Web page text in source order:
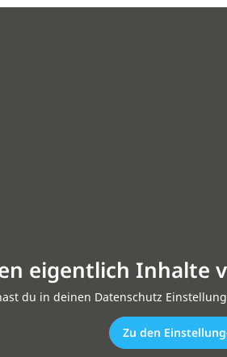
eigentlich Inhalte
du in deinen Datenschutz
Zu den